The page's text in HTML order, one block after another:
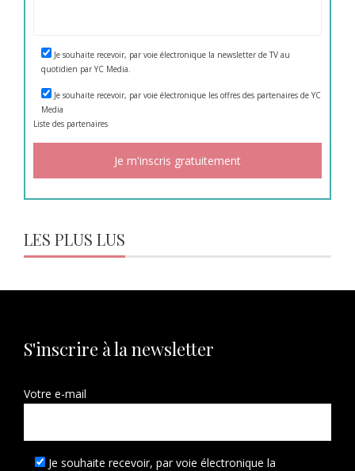
Je souhaite recevoir, par voie électronique la newsletter de TV au
quotidien par YC Media.
Je souhaite recevoir, par voie électronique les offres des partenaires de YC
Media
Liste des partenaires
LES PLUS LUS
S'inscrire à la newsletter
Votre e-mail
Je souhaite recevoir, par voie électronique la